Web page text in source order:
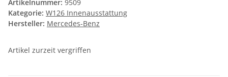
Artikelnummer: 9509
Kategorie: W126 Innenausstattung
Hersteller: Mercedes-Benz
Artikel zurzeit vergriffen